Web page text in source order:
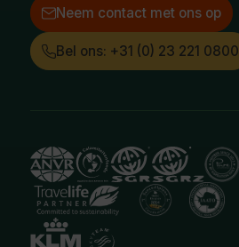
Neem contact met ons op
Bel ons: +31 (0) 23 221 0800